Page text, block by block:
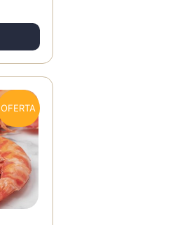
OFERTA